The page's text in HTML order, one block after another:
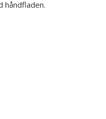
håndfladen.